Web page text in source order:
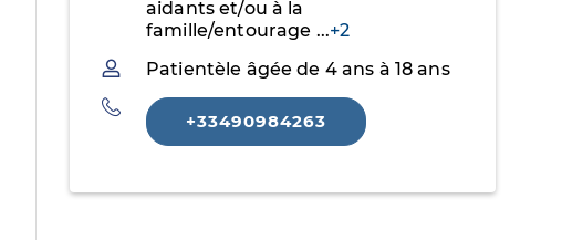
aidants et/ou à la
famille/entourage ...+2
PatientèlePatientèle âgée de 4 ans à 18 ans
Téléphone
+33490984263